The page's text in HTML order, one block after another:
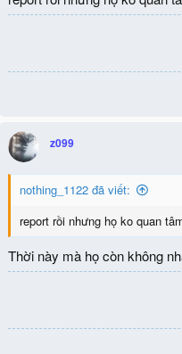
z099
nothing_1122 đã viết:
report rồi nhưng họ ko quan
Thời này mà họ còn không